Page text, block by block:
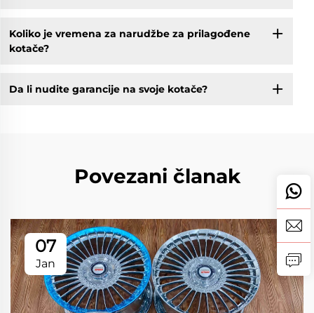
Koliko je vremena za narudžbe za prilagođene
kotače?
Da li nudite garancije na svoje kotače?
Povezani članak
07
Jan